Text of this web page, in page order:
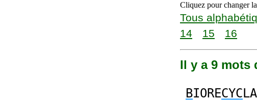
Cliquez pour changer
Tous
14
15 16
Il y a 9 mots
BIORECYC